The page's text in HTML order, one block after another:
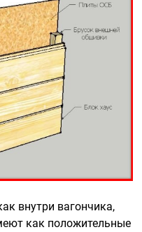
внутри вагончика,
как положительные